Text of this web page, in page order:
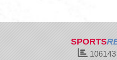
SPORTS
106143